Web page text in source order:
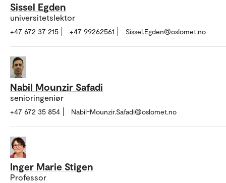
Sissel Egden
universitetslektor
+47 672 37 215 +47 99262561 Sissel.Egden@oslomet.no
Nabil Mounzir Safadi
senioringeniør
+47 672 35 854 Nabil-Mounzir.Safadi@oslomet.no
Inger Marie Stigen
Professor